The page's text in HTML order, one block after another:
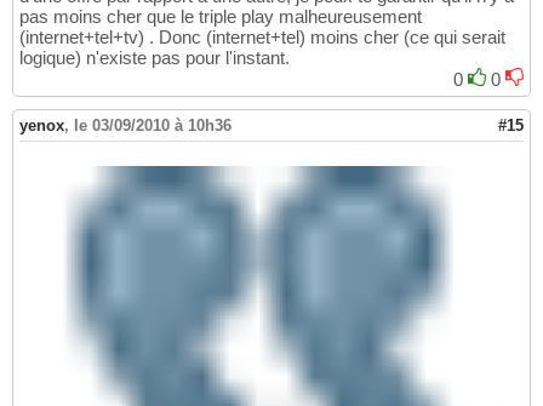
pas moins cher que le triple play malheureusement
(internet+tel+tv) . Donc (internet+tel) moins cher (ce qui serait
logique) n'existe pas pour l'instant.
0
0
yenox, le 03/09/2010 à 10h36 #15